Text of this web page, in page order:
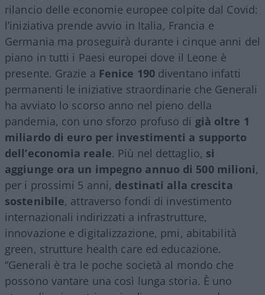
rilancio delle economie europee colpite dal Covid:
l’iniziativa prende avvio in Italia, Francia e
Germania ma proseguirà durante i cinque anni del
piano in tutti i Paesi europei dove il Leone è
presente. Grazie a Fenice 190diventano infatti
permanenti le iniziative straordinarie che Generali
ha avviato lo scorso anno nel pieno della
pandemia, con uno sforzo profuso di già oltre 1
miliardo di euro per investimenti a supporto
dell’economia reale. Più nel dettaglio, si
aggiunge ora un impegno annuo di 500 milioni,
per i prossimi 5 anni, destinati alla crescita
sostenibile, attraverso fondi di investimento
internazionali indirizzati a infrastrutture,
innovazione e digitalizzazione, pmi, abitabilità
green, strutture health care ed educazione.
“Generali è tra le poche società al mondo che
possono vantare una così lunga storia. È uno